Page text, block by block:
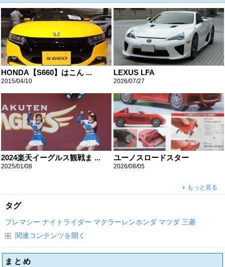
HONDA【S660】はこん ...
2015/04/10
LEXUS LFA
2026/07/27
2024楽天イーグルス観戦ま ...
2025/01/08
ユーノスロードスター
2026/08/05
もっと見る
タグ
プレマシー ナイトライダー マクラーレンホンダ マツダ 三菱
関連コンテンツを開く
まとめ